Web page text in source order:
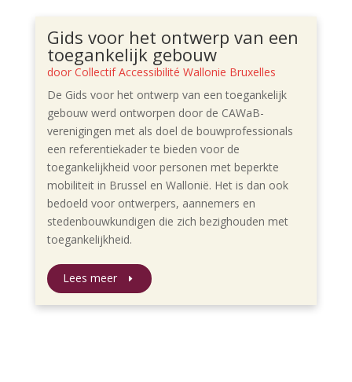
Gids voor het ontwerp van een
toegankelijk gebouw
door Collectif Accessibilité Wallonie Bruxelles
De Gids voor het ontwerp van een toegankelijk
gebouw werd ontworpen door de CAWaB-
verenigingen met als doel de bouwprofessionals
een referentiekader te bieden voor de
toegankelijkheid voor personen met beperkte
mobiliteit in Brussel en Wallonië. Het is dan ook
bedoeld voor ontwerpers, aannemers en
stedenbouwkundigen die zich bezighouden met
toegankelijkheid.
Lees meer